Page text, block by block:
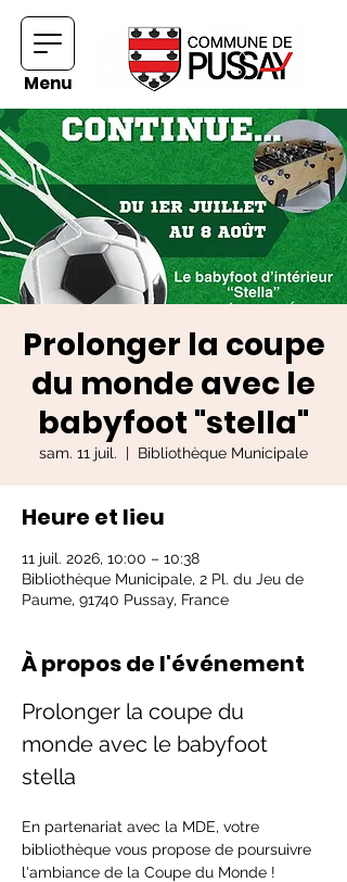
Menu
Prolonger la coupe
du monde avec le
babyfoot "stella"
sam. 11 juil.
  |
Bibliothèque Municipale
Heure et lieu
11 juil. 2026, 10:00 – 10:38
Bibliothèque Municipale, 2 Pl. du Jeu de
Paume, 91740 Pussay, France
À propos de l'événement
Prolonger la coupe du
monde avec le babyfoot
stella
En partenariat avec la MDE, votre
bibliothèque vous propose de poursuivre
l'ambiance de la Coupe du Monde !